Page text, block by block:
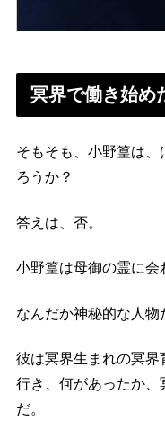
冥界で働き始め
そもそも、小野篁は
ろうか？
答えは、否。
小野篁は母御の霊に会
なんだか神秘的な人物
彼は冥界生まれの冥
行き、何があったか、
だ。